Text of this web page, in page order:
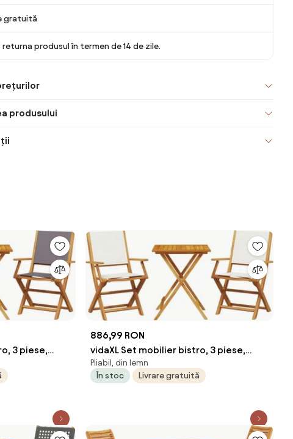
gratuită
produsul în termen de 14 de zile.
produsului
3 piese,
886,99 RON
vidaXL Set mobilier bistro, 3 piese,
textil alb crem/lemn masiv
Pliabil, din lemn
În stoc
Livrare gratuită